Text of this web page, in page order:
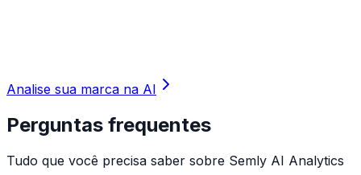
Analise sua marca na AI
Perguntas frequentes
Tudo que você precisa saber sobre Semly AI Analytics